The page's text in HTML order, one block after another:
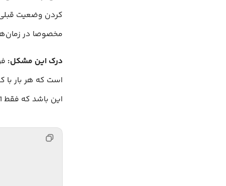
کردن وضعیت قبلی
مخصوصا در
درک این مشکل:
است که هر بار
این باشد که فقط 1 را به مقدار فعلی وضعیت اضافه کنید. اما این کار می‌تواند برای شما مشکل‌ساز باشد.